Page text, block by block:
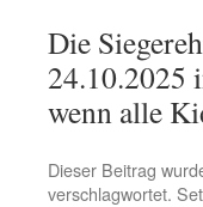
Die
24.10.2025
wenn alle
Dieser Beitrag
verschlagwortet.